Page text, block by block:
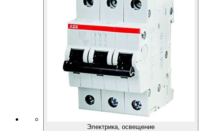
Электрика, освещение